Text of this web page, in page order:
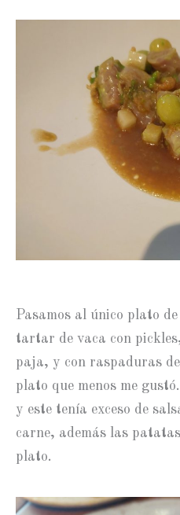
Pasamos al único plato
tartar de vaca con
paja, y con raspaduras
plato que menos me
y este tenía exceso de
carne, además las
plato.